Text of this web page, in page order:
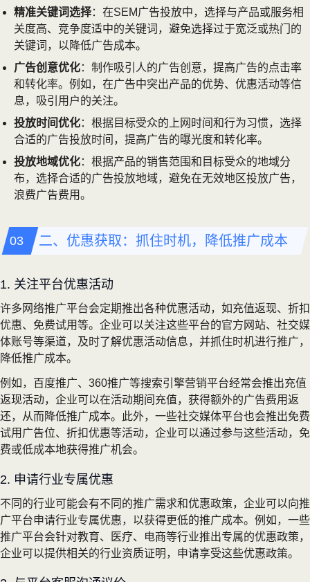
精准关键词选择：在SEM广告投放中，选择与产品或服务相
关度高、竞争度适中的关键词，避免选择过于宽泛或热门的
关键词，以降低广告成本。
广告创意优化：制作吸引人的广告创意，提高广告的点击率
和转化率。例如，在广告中突出产品的优势、优惠活动等信
息，吸引用户的关注。
投放时间优化：根据目标受众的上网时间和行为习惯，选择
合适的广告投放时间，提高广告的曝光度和转化率。
投放地域优化：根据产品的销售范围和目标受众的地域分
布，选择合适的广告投放地域，避免在无效地区投放广告，
浪费广告费用。
二、优惠获取：抓住时机，降低推广成本
1. 关注平台优惠活动
许多网络推广平台会定期推出各种优惠活动，如充值返现、折扣
优惠、免费试用等。企业可以关注这些平台的官方网站、社交媒
体账号等渠道，及时了解优惠活动信息，并抓住时机进行推广，
降低推广成本。
例如，百度推广、360推广等搜索引擎营销平台经常会推出充值
返现活动，企业可以在活动期间充值，获得额外的广告费用返
还，从而降低推广成本。此外，一些社交媒体平台也会推出免费
试用广告位、折扣优惠等活动，企业可以通过参与这些活动，免
费或低成本地获得推广机会。
2. 申请行业专属优惠
不同的行业可能会有不同的推广需求和优惠政策，企业可以向推
广平台申请行业专属优惠，以获得更低的推广成本。例如，一些
推广平台会针对教育、医疗、电商等行业推出专属的优惠政策，
企业可以提供相关的行业资质证明，申请享受这些优惠政策。